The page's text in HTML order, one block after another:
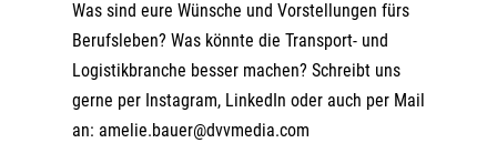
Was sind eure Wünsche und Vorstellungen fürs
Berufsleben? Was könnte die Transport- und
Logistikbranche besser machen? Schreibt uns
gerne per Instagram, LinkedIn oder auch per Mail
an: amelie.bauer@dvvmedia.com